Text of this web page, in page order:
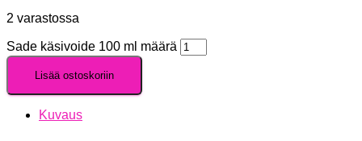
2 varastossa
Sade käsivoide 100 ml määrä
Lisää ostoskoriin
Kuvaus